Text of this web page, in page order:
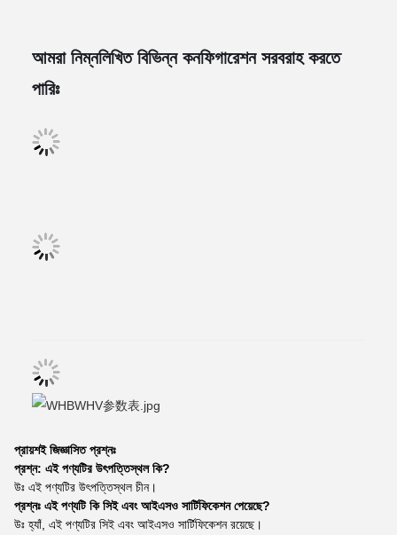
আমরা নিম্নলিখিত বিভিন্ন কনফিগারেশন সরবরাহ করতে
পারিঃ
প্রায়শই জিজ্ঞাসিত প্রশ্নঃ
প্রশ্ন: এই পণ্যটির উৎপত্তিস্থল কি?
উঃ এই পণ্যটির উৎপত্তিস্থল চীন।
প্রশ্নঃ এই পণ্যটি কি সিই এবং আইএসও সার্টিফিকেশন পেয়েছে?
উঃ হ্যাঁ, এই পণ্যটির সিই এবং আইএসও সার্টিফিকেশন রয়েছে।